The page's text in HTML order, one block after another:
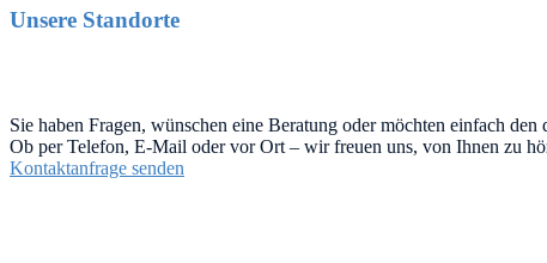
Unsere Standorte
Sie haben Fragen, wünschen eine Beratung oder möchten einfach
Ob per Telefon, E-Mail oder vor Ort – wir freuen uns, von Ihnen zu
Kontaktanfrage senden